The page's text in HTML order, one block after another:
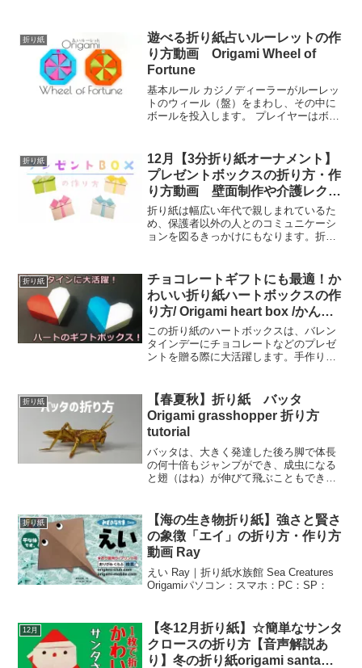
折り紙
遊べる折り紙占いルーレットの作
り方動画 Origami Wheel of
Fortune
基本ルール カジノディーラーがルーレッ
トのウィール（盤）をまわし、その中に
ボールを投入します。 プレイヤーはボー
に置きます。 ボールが入った番号が「当
選番号」となり、外...
折り紙
12月【3分折り紙オーナメント】
プレゼントボックスの折り方・作
り方動画 壁面制作や介護レクに
⭐簡単な平面タイプの作り方動画
⭐1枚でできる⭐リボン付き⭐クリ
スマス飾りにも使える⭐音声解説
Christmas
折り紙は幅広い年代で親しまれているた
め、保護者以外の人とのコミュニケーシ
ョンを図るきっかけにもなります。折り
ション力を育むことができるでしょう。
また、近年、折り紙は海外...
折り紙
チョコレートギフトにも最適！か
わいい折り紙ハートボックスの作
り方/ Origami heart box /かんた
ん折り紙チャンネル
この折り紙のハートボックスは、バレン
タインデーにチョコレートなどのプレゼ
ントを贈る際に大活躍します。手作りの
う。また、自分で作ったハートボックス
に小さなプレゼントやメッセ...
折り紙
【春夏秋】折り紙 バッタ
Origami grasshopper 折り方
tutorial
バッタは、大きく発達した後ろ脚で体長
の何十倍もジャンプができ、成虫になる
と翅（はね）が伸びて飛ぶこともできる
す）キリギリスやコオロギなども同じバ
ッタ目で一見よく似ていま...
折り紙
【海の生き物折り紙】強さと賢さ
の象徴「エイ」の折り方・作り方
動画 Ray
えい Ray｜折り紙水族館 Sea Creatures
Origamiパソコン：スマホ：PC：SP：
12月
【冬12月折り紙】☆簡単なサンタ
クロースの折り方【音声解説あ
り】冬の折り紙origami santa